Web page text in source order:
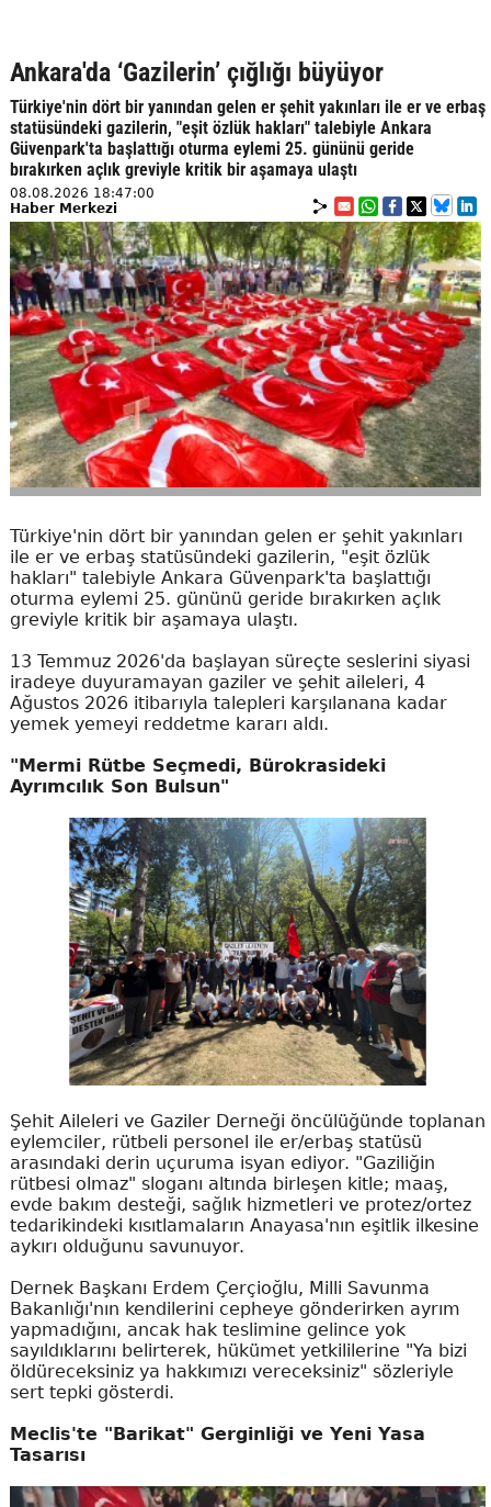
Ankara'da ‘Gazilerin’ çığlığı büyüyor
Türkiye'nin dört bir yanından gelen er şehit yakınları ile er ve erbaş
statüsündeki gazilerin, "eşit özlük hakları" talebiyle Ankara
Güvenpark'ta başlattığı oturma eylemi 25. gününü geride
bırakırken açlık greviyle kritik bir aşamaya ulaştı
08.08.2026 18:47:00
Haber Merkezi
Türkiye'nin dört bir yanından gelen er şehit yakınları
ile er ve erbaş statüsündeki gazilerin, "eşit özlük
hakları" talebiyle Ankara Güvenpark'ta başlattığı
oturma eylemi 25. gününü geride bırakırken açlık
greviyle kritik bir aşamaya ulaştı.
13 Temmuz 2026'da başlayan süreçte seslerini siyasi
iradeye duyuramayan gaziler ve şehit aileleri, 4
Ağustos 2026 itibarıyla talepleri karşılanana kadar
yemek yemeyi reddetme kararı aldı.
"Mermi Rütbe Seçmedi, Bürokrasideki
Ayrımcılık Son Bulsun"
Şehit Aileleri ve Gaziler Derneği öncülüğünde toplanan
eylemciler, rütbeli personel ile er/erbaş statüsü
arasındaki derin uçuruma isyan ediyor. "Gaziliğin
rütbesi olmaz" sloganı altında birleşen kitle; maaş,
evde bakım desteği, sağlık hizmetleri ve protez/ortez
tedarikindeki kısıtlamaların Anayasa'nın eşitlik ilkesine
aykırı olduğunu savunuyor.
Dernek Başkanı Erdem Çerçioğlu, Milli Savunma
Bakanlığı'nın kendilerini cepheye gönderirken ayrım
yapmadığını, ancak hak teslimine gelince yok
sayıldıklarını belirterek, hükümet yetkililerine "Ya bizi
öldüreceksiniz ya hakkımızı vereceksiniz" sözleriyle
sert tepki gösterdi.
Meclis'te "Barikat" Gerginliği ve Yeni Yasa
Tasarısı